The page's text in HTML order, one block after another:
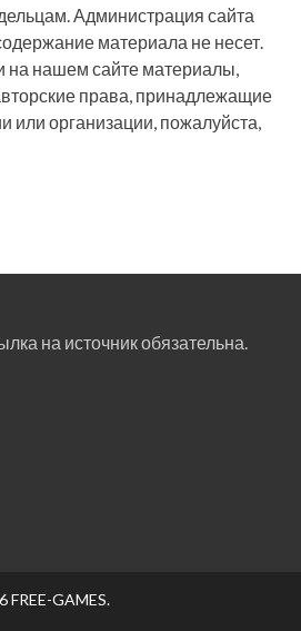
Администрация сайта
материала не несет.
нашем сайте материалы,
права, принадлежащие
организации, пожалуйста,
на источник обязательна.
FREE-GAMES.